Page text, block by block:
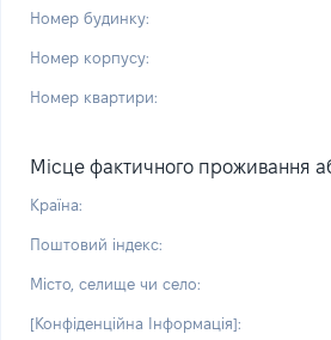
Номер будинку:
Номер корпусу:
Номер квартири:
Місце фактичного проживання
Країна:
Поштовий індекс:
Місто, селище чи село:
[Конфіденційна Інформація]: